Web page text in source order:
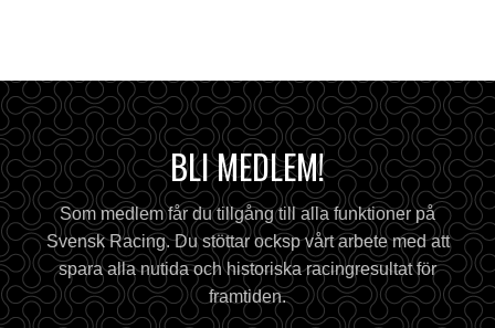
BLI MEDLEM!
Som medlem får du tillgång till alla funktioner på
Svensk Racing. Du stöttar ocksp vårt arbete med att
spara alla nutida och historiska racingresultat för
framtiden.